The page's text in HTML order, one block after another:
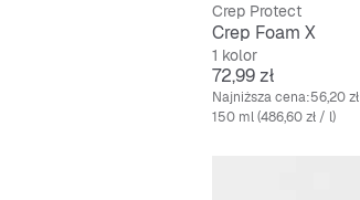
Crep Protect
Crep Foam X
1 kolor
Cena
72,99 zł
Najniższa cena:56,20 zł
150 ml (486,60 zł / l)